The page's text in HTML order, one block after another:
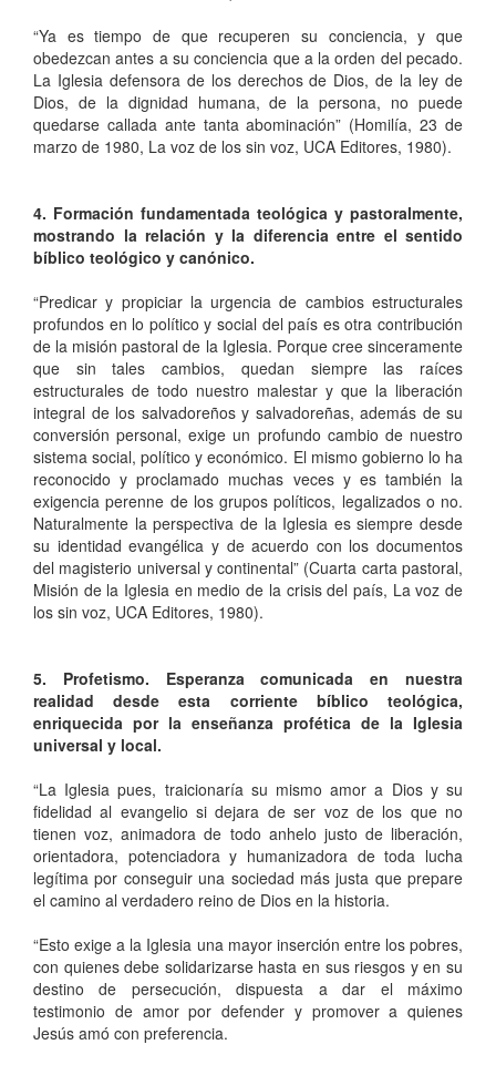
“Ya es tiempo de que recuperen su conciencia, y que
obedezcan antes a su conciencia que a la orden del pecado.
La Iglesia defensora de los derechos de Dios, de la ley de
Dios, de la dignidad humana, de la persona, no puede
quedarse callada ante tanta abominación” (Homilía, 23 de
marzo de 1980, La voz de los sin voz, UCA Editores, 1980).
4. Formación fundamentada teológica y pastoralmente,
mostrando la relación y la diferencia entre el sentido
bíblico teológico y canónico.
“Predicar y propiciar la urgencia de cambios estructurales
profundos en lo político y social del país es otra contribución
de la misión pastoral de la Iglesia. Porque cree sinceramente
que sin tales cambios, quedan siempre las raíces
estructurales de todo nuestro malestar y que la liberación
integral de los salvadoreños y salvadoreñas, además de su
conversión personal, exige un profundo cambio de nuestro
sistema social, político y económico. El mismo gobierno lo ha
reconocido y proclamado muchas veces y es también la
exigencia perenne de los grupos políticos, legalizados o no.
Naturalmente la perspectiva de la Iglesia es siempre desde
su identidad evangélica y de acuerdo con los documentos
del magisterio universal y continental” (Cuarta carta pastoral,
Misión de la Iglesia en medio de la crisis del país, La voz de
los sin voz, UCA Editores, 1980).
5. Profetismo. Esperanza comunicada en nuestra
realidad desde esta corriente bíblico teológica,
enriquecida por la enseñanza profética de la Iglesia
universal y local.
“La Iglesia pues, traicionaría su mismo amor a Dios y su
fidelidad al evangelio si dejara de ser voz de los que no
tienen voz, animadora de todo anhelo justo de liberación,
orientadora, potenciadora y humanizadora de toda lucha
legítima por conseguir una sociedad más justa que prepare
el camino al verdadero reino de Dios en la historia.
“Esto exige a la Iglesia una mayor inserción entre los pobres,
con quienes debe solidarizarse hasta en sus riesgos y en su
destino de persecución, dispuesta a dar el máximo
testimonio de amor por defender y promover a quienes
Jesús amó con preferencia.